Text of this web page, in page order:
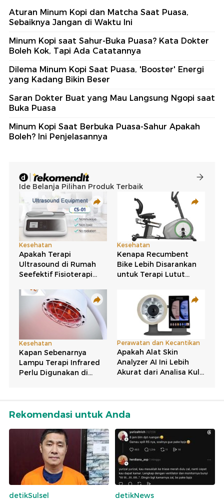
Aturan Minum Kopi dan Matcha Saat Puasa,
Sebaiknya Jangan di Waktu Ini
Minum Kopi saat Sahur-Buka Puasa? Kata Dokter
Boleh Kok, Tapi Ada Catatannya
Dilema Minum Kopi Saat Puasa, 'Booster' Energi
yang Kadang Bikin Beser
Saran Dokter Buat yang Mau Langsung Ngopi saat
Buka Puasa
Minum Kopi Saat Berbuka Puasa-Sahur Apakah
Boleh? Ini Penjelasannya
Rekomendasi untuk Anda
detikSulsel
detikNews